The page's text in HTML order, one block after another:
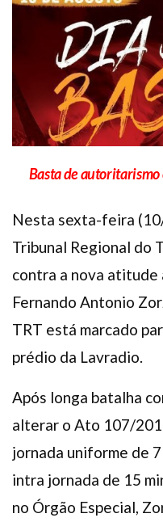
Basta de autoritarismo
Nesta sexta-feira
Tribunal Regional do
contra a nova
Fernando Antonio
TRT está marcado
prédio da Lavradio.
Após longa batalha
alterar o Ato 107/
jornada uniforme de
intra jornada de 15
no Órgão Especial,
Plano de Saúde
Assistência Funeral
Pós-graduação
FacebookInstagram